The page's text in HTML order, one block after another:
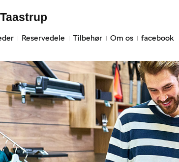
Reservedele Tilbehør Om os facebook